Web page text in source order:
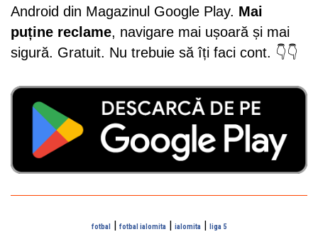
Android din Magazinul Google Play. Mai
puține reclame, navigare mai ușoară și mai
sigură. Gratuit. Nu trebuie să îți faci cont. 👇👇
fotbal | fotbal ialomita | ialomita | liga 5